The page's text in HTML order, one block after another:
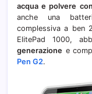
acqua e polvere con
anche una
complessiva a ben
ElitePad 1000,
generazione e
Pen G2.